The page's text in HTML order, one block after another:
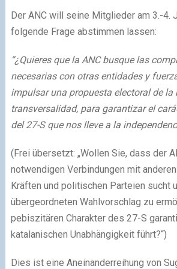
Der ANC will seine Mitglieder am 3.-4.
folgende Frage abstimmen lassen:
“¿Quieres que la ANC busque las
necesarias con otras entidades y
impulsar una propuesta electoral de la
transversalidad, para garantizar el
del 27-S que nos lleve a la
(Frei übersetzt: „Wollen Sie, dass der
notwendigen Verbindungen mit
Kräften und politischen Parteien sucht
übergeordneten Wahlvorschlag zu
pebiszitären Charakter des 27-S
katalanischen Unabhängigkeit führt?“)
Dies ist eine Aneinanderreihung von